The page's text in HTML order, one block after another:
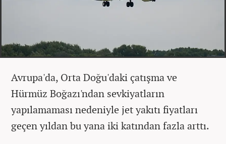
Avrupa'da, Orta Doğu'daki çatışma ve
Hürmüz Boğazı'ndan sevkiyatların
yapılamaması nedeniyle jet yakıtı fiyatları
geçen yıldan bu yana iki katından fazla arttı.